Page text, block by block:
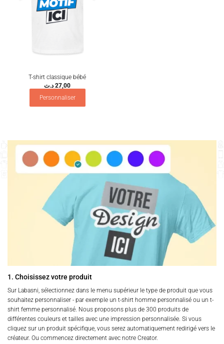
T-shirt classique bébé
27,00 د.ت
Personnaliser
1. Choisissez votre produit
Sur Labasni, sélectionnez dans le menu supérieur le type de produit que vous
souhaitez personnaliser - par exemple un t-shirt homme personnalisé ou un t-
shirt femme personnalisé. Nous proposons plus de 300 produits de
différentes couleurs et tailles avec une impression personnalisée. Si vous
cliquez sur un produit spécifique, vous serez automatiquement redirigé vers le
créateur. Ou commencez directement avec notre Creator.